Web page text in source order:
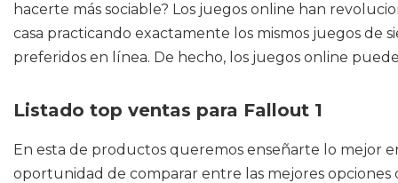
hacerte más sociable? Los juegos online han
casa practicando exactamente los mismos juegos de
preferidos en línea. De hecho, los juegos online
Listado top ventas para Fallout 1
En esta de productos queremos enseñarte lo mejor
oportunidad de comparar entre las mejores opciones